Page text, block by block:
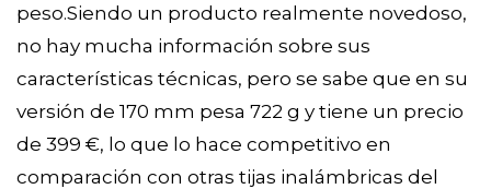
peso.Siendo un producto realmente novedoso,
no hay mucha información sobre sus
características técnicas, pero se sabe que en su
versión de 170 mm pesa 722 g y tiene un precio
de 399 €, lo que lo hace competitivo en
comparación con otras tijas inalámbricas del